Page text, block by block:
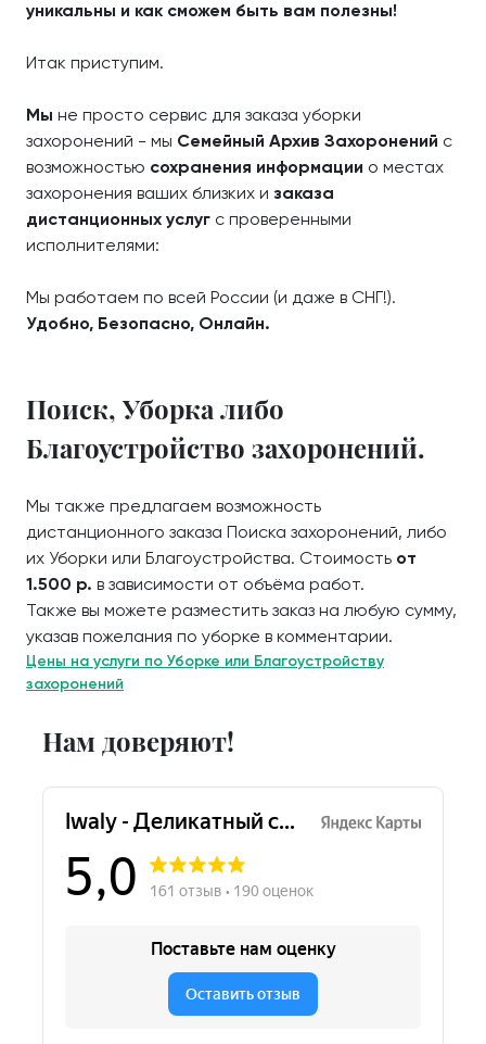
уникальны и как сможем быть вам полезны!
Итак приступим.
Мы не просто сервис для заказа уборки
захоронений - мы Семейный Архив Захоронений с
возможностью сохранения информации о местах
захоронения ваших близких и заказа
дистанционных услуг с проверенными
исполнителями:
Мы работаем по всей России (и даже в СНГ!).
Удобно, Безопасно, Онлайн.
Поиск, Уборка либо
Благоустройство захоронений.
Мы также предлагаем возможность
дистанционного заказа Поиска захоронений, либо
их Уборки или Благоустройства. Стоимость от
1.500 р. в зависимости от объёма работ.
Также вы можете разместить заказ на любую сумму,
указав пожелания по уборке в комментарии.
Цены на услуги по Уборке или Благоустройству
захоронений
Нам доверяют!